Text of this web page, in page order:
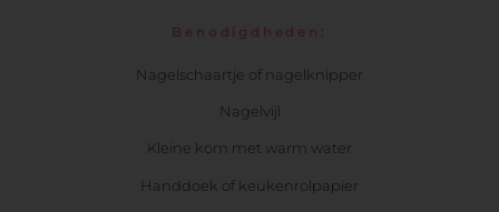
Benodigdheden:
Nagelschaartje of nagelknipper
Nagelvijl
Kleine kom met warm water
Handdoek of keukenrolpapier